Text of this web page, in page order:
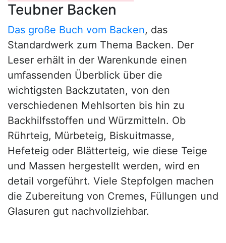
Teubner Backen
Das große Buch vom Backen, das
Standardwerk zum Thema Backen. Der
Leser erhält in der Warenkunde einen
umfassenden Überblick über die
wichtigsten Backzutaten, von den
verschiedenen Mehlsorten bis hin zu
Backhilfsstoffen und Würzmitteln. Ob
Rührteig, Mürbeteig, Biskuitmasse,
Hefeteig oder Blätterteig, wie diese Teige
und Massen hergestellt werden, wird en
detail vorgeführt. Viele Stepfolgen machen
die Zubereitung von Cremes, Füllungen und
Glasuren gut nachvollziehbar.